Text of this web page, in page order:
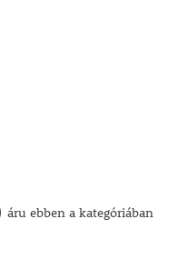
áru ebben a kategóriában